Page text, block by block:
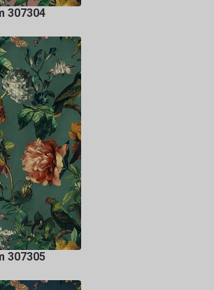
307304
307305